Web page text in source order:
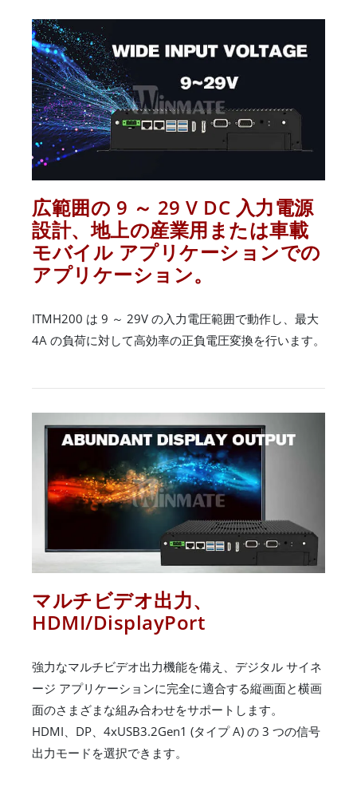
広範囲の 9 ～ 29 V DC 入力電源
設計、地上の産業用または車載
モバイル アプリケーションでの
アプリケーション。
ITMH200 は 9 ～ 29V の入力電圧範囲で動作し、最大
4A の負荷に対して高効率の正負電圧変換を行います。
マルチビデオ出力、
HDMI/DisplayPort
強力なマルチビデオ出力機能を備え、デジタル サイネ
ージ アプリケーションに完全に適合する縦画面と横画
面のさまざまな組み合わせをサポートします。
HDMI、DP、4xUSB3.2Gen1 (タイプ A) の 3 つの信号
出力モードを選択できます。